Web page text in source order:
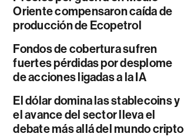
Oriente compensaron caída de
producción de Ecopetrol
Fondos de cobertura sufren
fuertes pérdidas por desplome
de acciones ligadas a la IA
El dólar domina las stablecoins y
el avance del sector lleva el
debate más allá del mundo cripto